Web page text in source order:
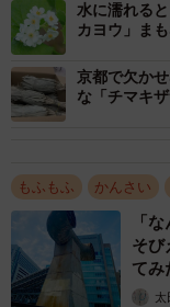
水に濡れる
カヨウ」ま
京都で欠か
な「チマキ
もふもふ かんさい
「
そび
て
太